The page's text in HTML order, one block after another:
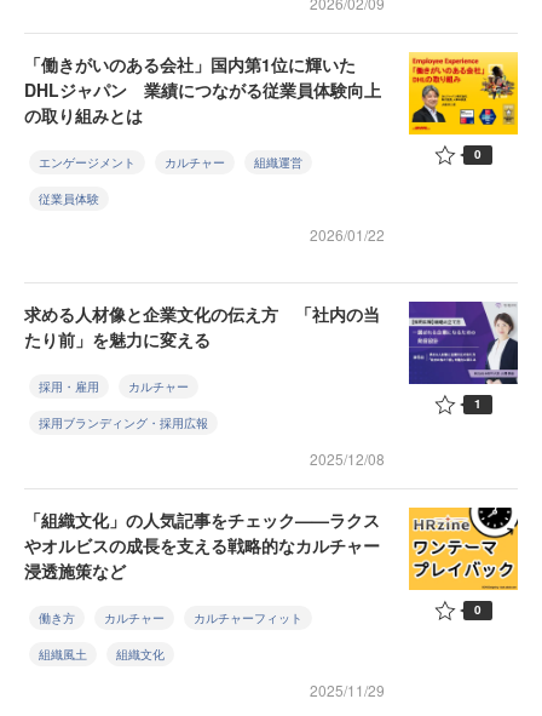
「働きがいのある会社」国内第1位に輝いた
DHLジャパン 業績につながる従業員体験向上
の取り組みとは
エンゲージメント カルチャー 組織運営
従業員体験
2026/01/22
0
求める人材像と企業文化の伝え方 「社内の当
たり前」を魅力に変える
採用・雇用 カルチャー
採用ブランディング・採用広報
2025/12/08
1
「組織文化」の人気記事をチェック——ラクス
やオルビスの成長を支える戦略的なカルチャー
浸透施策など
働き方 カルチャー カルチャーフィット
組織風土 組織文化
2025/11/29
0